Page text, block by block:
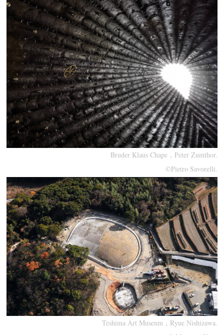
Bruder Klaus Chape，Peter Zumthor.
©Pietro Savorelli.
Teshima Art Museum，Ryue Nishizawa.